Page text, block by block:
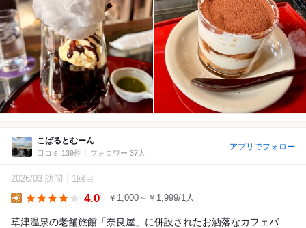
こばるとむーん
口コミ 139件 フォロワー 37人
アプリでフォロー
2026/03 訪問 1回目
4.0 ￥1,000～￥1,999/1人
草津温泉の老舗旅館「奈良屋」に併設されたお洒落なカフェバ